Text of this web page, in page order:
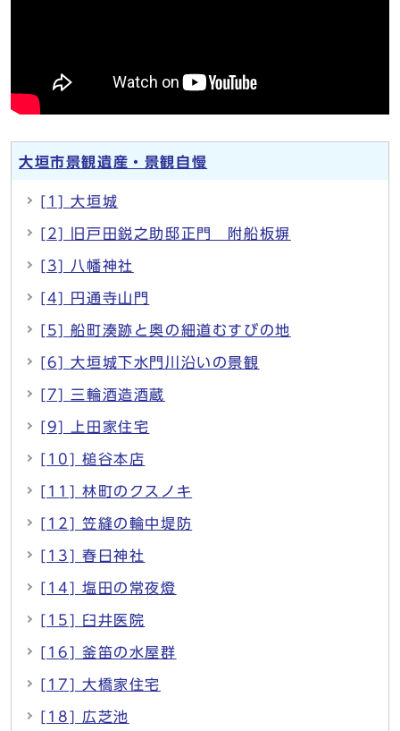
大垣市景観遺産・景観自慢
[1] 大垣城
[2] 旧戸田鋭之助邸正門 附船板塀
[3] 八幡神社
[4] 円通寺山門
[5] 船町湊跡と奥の細道むすびの地
[6] 大垣城下水門川沿いの景観
[7] 三輪酒造酒蔵
[9] 上田家住宅
[10] 槌谷本店
[11] 林町のクスノキ
[12] 笠縫の輪中堤防
[13] 春日神社
[14] 塩田の常夜燈
[15] 臼井医院
[16] 釜笛の水屋群
[17] 大橋家住宅
[18] 広芝池